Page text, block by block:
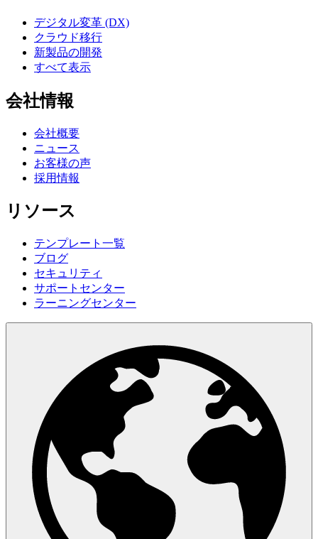
デジタル変革 (DX)
クラウド移行
新製品の開発
すべて表示
会社情報
会社概要
ニュース
お客様の声
採用情報
リソース
テンプレート一覧
ブログ
セキュリティ
サポートセンター
ラーニングセンター